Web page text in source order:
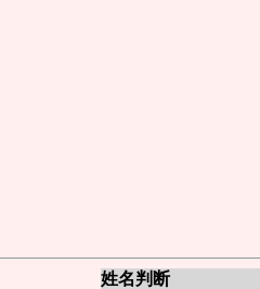
姓名判断